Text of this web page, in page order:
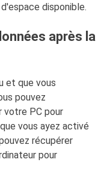
disponible.
après la
et que vous
pouvez
votre PC pour
vous ayez activé
récupérer
pour